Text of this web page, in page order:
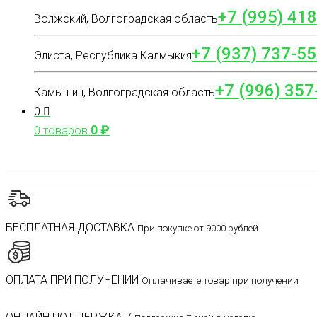
Волжский, Волгоградская область+7 (995)
Элиста, Республика Калмыкия+7 (937) 737-
Камышин, Волгоградская область+7 (996)
0
0 товаров 0₽
БЕСПЛАТНАЯ ДОСТАВКА При покупке от 9000 рублей
ОПЛАТА ПРИ ПОЛУЧЕНИИ Оплачиваете товар при получении